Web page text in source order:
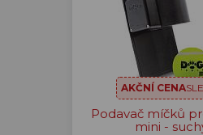
AKČNÍ CENA
Podavač míčků
mini -